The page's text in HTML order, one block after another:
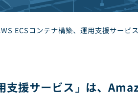
ECSコンテナ構築、運用支援サービス
支援サービス」は、